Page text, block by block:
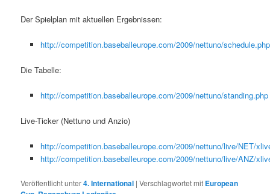
Der Spielplan mit aktuellen Ergebnissen:
http://competition.baseballeurope.com/2009/nettuno/schedule.php
Die Tabelle:
http://competition.baseballeurope.com/2009/nettuno/standing.php
Live-Ticker (Nettuno und Anzio)
http://competition.baseballeurope.com/2009/nettuno/live/NET/
http://competition.baseballeurope.com/2009/nettuno/live/ANZ/
Veröffentlicht unter4. International |Verschlagwortet mit European